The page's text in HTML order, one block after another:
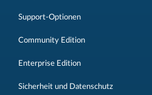
Support-Optionen
Community Edition
Enterprise Edition
Sicherheit und Datenschutz